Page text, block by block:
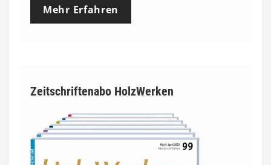
Mehr Erfahren
Zeitschriftenabo HolzWerken